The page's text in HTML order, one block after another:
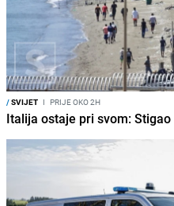
/SVIJET I PRIJE OKO 2H
Italija ostaje pri svom: